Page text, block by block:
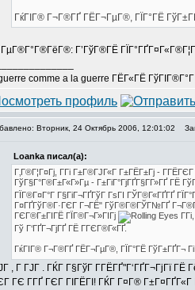
ГќГІГ® Г¬Г®ГҐ ГЁГ¬ГµГ®, ГЇГ°ГЁ
ГµГ®Г°Г®ГёГ®: Г’ГўГ®ГЁ
comme a la guerre ГЁГ«ГЁ
Вторник, 24 Октябрь 2006, 12:01:02
Loanka писал(а):
Г‚Г®Г¦Г¤Гј, Г­Гі Г±Г®ГЈГ«Г Г±ГЁГ±Гј -
ГўГ§Г°Г®Г±Г«Г»Гµ - Г±ГіГ°ГјГҐГ§Г­Г»ГҐ ГЁ
ГЇГ®Г¤Г°Г Г§ГіГ¬ГҐГўГ ГѕГІ ГЎГ®Г«ГҐГҐ
Г¤ГҐГўГ®Г·ГЄГ Г¬ГЁ" ГўГ®Г®ГЎГ№ГҐ
ГЄГ®Г±ГІГЁ ГЇГ®Г¬Г»ГІГј
Гў Г‘ГҐГ¬ГјГҐ ГЁ ГГЄГ®Г«ГҐ.
ГќГІГ® Г¬Г®ГҐ ГЁГ¬ГµГ®, ГЇГ°ГЁ ГўГ±ГҐГ¬
, Г ГЈГ . ГЌГ Г§ГўГ Г­ГЁГҐ"Г‘ГҐГ¬ГјГї
ГЄ Г­ГҐ ГЄГ ГІГЁГІ! ГЌГ Г¤Г® Г±Г¤ГҐГ«Г